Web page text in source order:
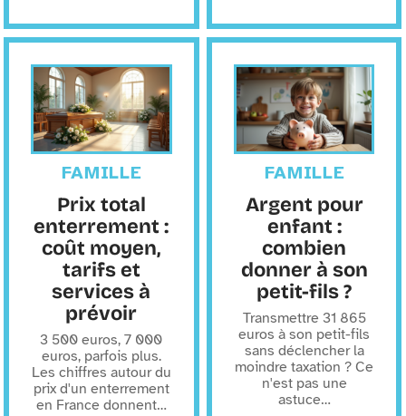
FAMILLE
Prix total
enterrement :
coût moyen,
tarifs et
services à
prévoir
3 500 euros, 7 000
euros, parfois plus.
Les chiffres autour du
prix d'un enterrement
en France donnent…
FAMILLE
Argent pour
enfant :
combien
donner à son
petit-fils ?
Transmettre 31 865
euros à son petit-fils
sans déclencher la
moindre taxation ? Ce
n'est pas une
astuce…